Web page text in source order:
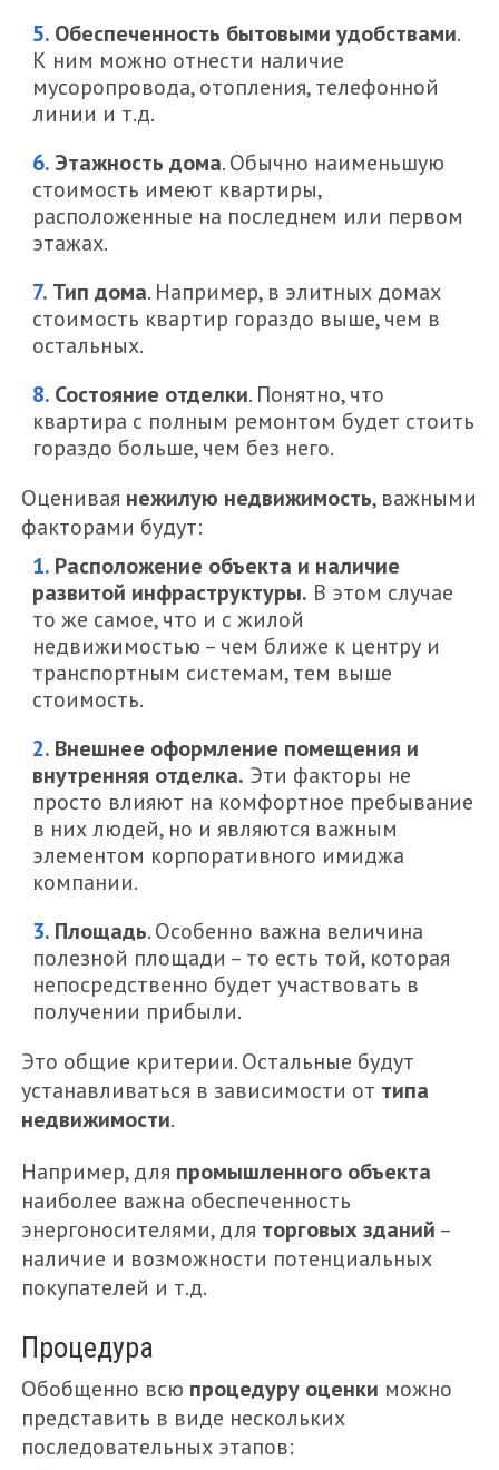
Обеспеченность бытовыми удобствами.
К ним можно отнести наличие
мусоропровода, отопления, телефонной
линии и т.д.
Этажность дома. Обычно наименьшую
стоимость имеют квартиры,
расположенные на последнем или первом
этажах.
Тип дома. Например, в элитных домах
стоимость квартир гораздо выше, чем в
остальных.
Состояние отделки. Понятно, что
квартира с полным ремонтом будет стоить
гораздо больше, чем без него.
Оценивая нежилую недвижимость, важными
факторами будут:
Расположение объекта и наличие
развитой инфраструктуры. В этом случае
то же самое, что и с жилой
недвижимостью – чем ближе к центру и
транспортным системам, тем выше
стоимость.
Внешнее оформление помещения и
внутренняя отделка. Эти факторы не
просто влияют на комфортное пребывание
в них людей, но и являются важным
элементом корпоративного имиджа
компании.
Площадь. Особенно важна величина
полезной площади – то есть той, которая
непосредственно будет участвовать в
получении прибыли.
Это общие критерии. Остальные будут
устанавливаться в зависимости от типа
недвижимости.
Например, для промышленного объекта
наиболее важна обеспеченность
энергоносителями, для торговых зданий –
наличие и возможности потенциальных
покупателей и т.д.
Процедура
Обобщенно всю процедуру оценки можно
представить в виде нескольких
последовательных этапов: